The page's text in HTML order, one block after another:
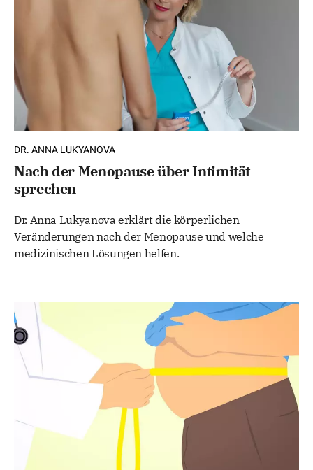
DR. ANNA LUKYANOVA
Nach der Menopause über Intimität
sprechen
Dr. Anna Lukyanova erklärt die körperlichen
Veränderungen nach der Menopause und welche
medizinischen Lösungen helfen.